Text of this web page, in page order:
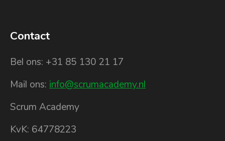
Contact
Bel ons: +31 85 130 21 17
Mail ons: info@scrumacademy.nl
Scrum Academy
KvK: 64778223